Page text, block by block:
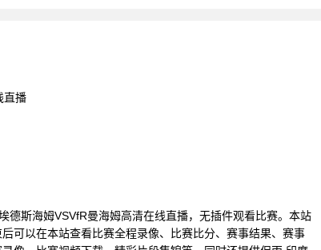
直播
斯海姆VSVfR曼海姆高清在线直播，无插件观看比赛。本站
可以在本站查看比赛全程录像、比赛比分、赛事结果、赛事